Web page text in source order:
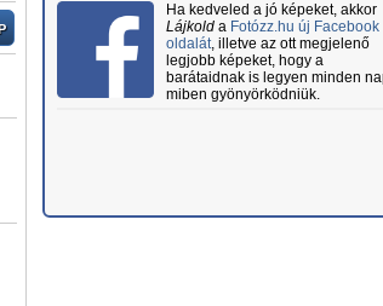
Ha kedveled a jó képeket, akkor
Lájkolda Fotózz.hu új Facebook
oldalát, illetve az ott megjelenő
legjobb képeket, hogy a
barátaidnak is legyen minden
miben gyönyörködniük.